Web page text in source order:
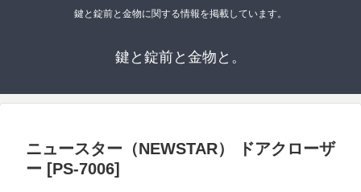
鍵と錠前と金物に関する情報を掲載しています。
鍵と錠前と金物と。
ニュースター（NEWSTAR） ドアクローザ
ー [PS-7006]